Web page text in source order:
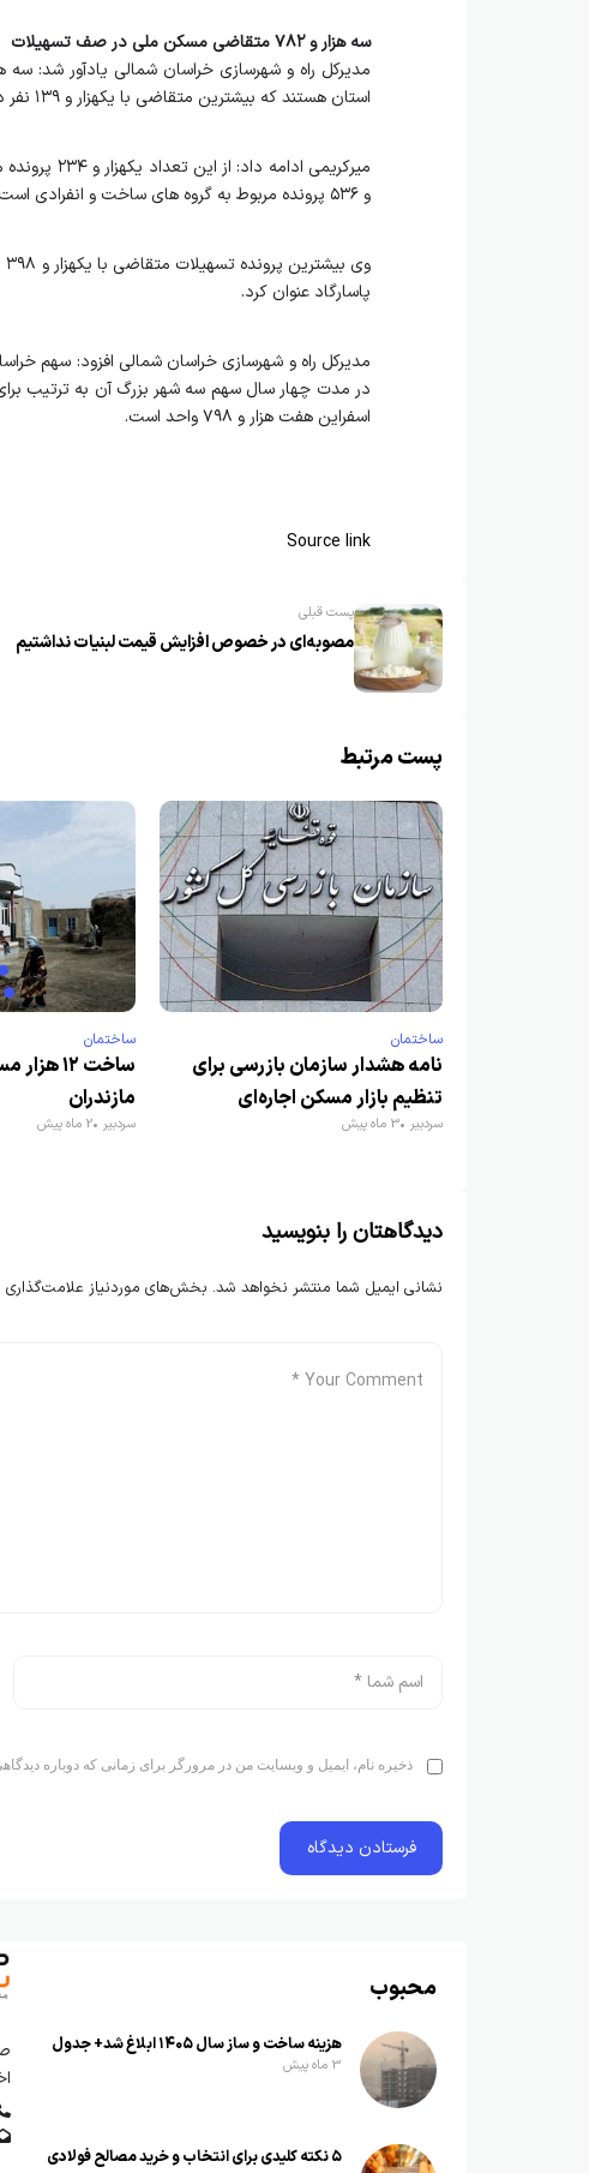
سه هزار و ۷۸۲ متقاضی مسکن ملی در صف تسهیلات
استان هستند که بیشترین متقاضی با یکهزار و ۱۳۹ نفر در بجنورد و کمترین با یک نفر مربوط به تیتکانلوی فاروج است.
و ۵۳۶ پرونده مربوط به گروه های ساخت و انفرادی است.
پاسارگاد عنوان کرد.
اسفراین هفت هزار و ۷۹۸ واحد است.
Source link
پست قبلی
مصوبه‌ای در خصوص افزایش قیمت لبنیات نداشتیم
پست مرتبط
ساختمان
نامه هشدار سازمان بازرسی برای
تنظیم بازار مسکن اجاره‌ای
سردبیر 3 ماه پیش
ساختمان
ساخت ۱۲
مازندران
سردبیر 2 ماه پیش
دیدگاهتان را بنویسید
نشانی ایمیل شما منتشر نخواهد شد. بخش‌های موردنیاز علامت‌گذاری
ذخیره نام، ایمیل و وبسایت من در مرورگر برای زمانی که دوباره
محبوب
هزینه ساخت و ساز سال ۱۴۰۵ ابلاغ شد+ جدول
3 ماه پیش
۵ نکته کلیدی برای انتخاب و خرید مصالح فولادی